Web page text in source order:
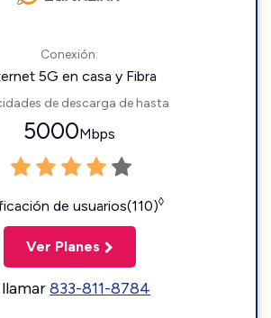
Conexión:
5G en casa y Fibra
de descarga de hasta
5000Mbps
de usuarios(110)◊
Ver Planes
833-811-8784